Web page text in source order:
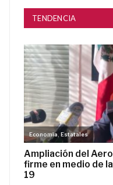
TENDENCIA